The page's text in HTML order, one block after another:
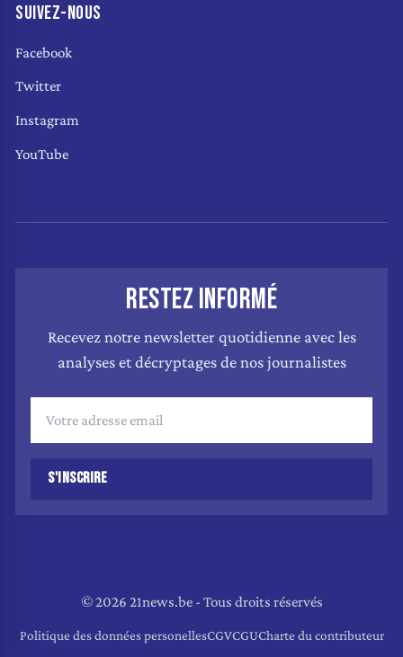
SUIVEZ-NOUS
Facebook
Twitter
Instagram
YouTube
RESTEZ INFORMÉ
Recevez notre newsletter quotidienne avec les
analyses et décryptages de nos journalistes
S'INSCRIRE
© 2026 21news.be - Tous droits réservés
Politique des données personellesCGVCGUCharte du contributeur